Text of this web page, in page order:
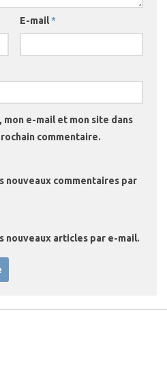
E-mail*
e-mail et mon site dans
commentaire.
nouveaux commentaires par
nouveaux articles par e-mail.